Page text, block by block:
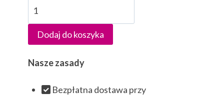
ilość
Bransoletki
perełki
z
Dodaj do koszyka
Nasze zasady
Bezpłatna dostawa przy